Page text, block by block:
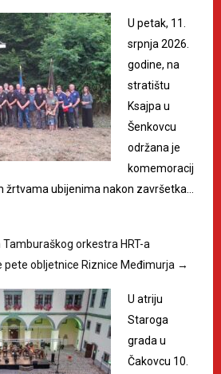
U petak, 11.
srpnja 2026.
godine, na
stratištu
Ksajpa u
Šenkovcu
održana je
komemoracij
žrtvama ubijenima nakon završetka…
orkestra HRT-a
pete obljetnice Riznice Međimurja →
U atriju
Staroga
grada u
Čakovcu 10.